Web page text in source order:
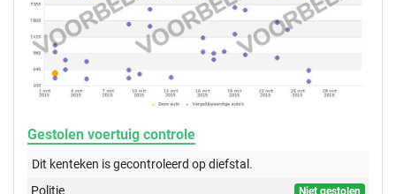
Gestolen voertuig controle
Dit kenteken is gecontroleerd opdiefstal.
Politie